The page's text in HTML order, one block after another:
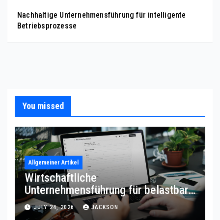
Nachhaltige Unternehmensführung für intelligente
Betriebsprozesse
You missed
Allgemeiner Artikel
Wirtschaftliche
Unternehmensführung für belastbare
Prozessqualität
JULY 24, 2026 JACKSON